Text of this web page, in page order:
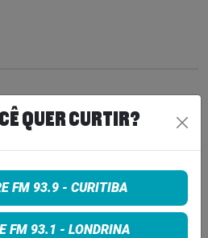
QUER CURTIR?
FM 93.9 - CURITIBA
FM 93.1 - LONDRINA